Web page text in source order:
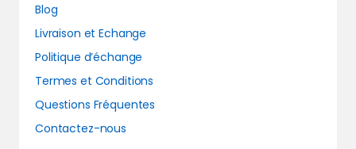
Blog
Livraison et Echange
Politique d’échange
Termes et Conditions
Questions Fréquentes
Contactez-nous